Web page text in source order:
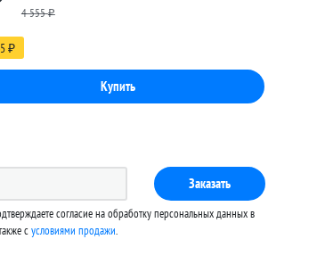
4 555₽
₽
Заказать
согласие на обработку персональных данных в
cусловиями продажи.